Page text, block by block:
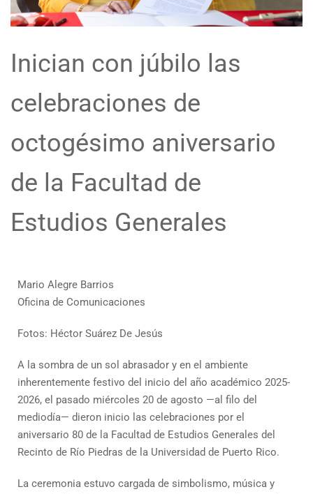
Inician con júbilo las
celebraciones de
octogésimo aniversario
de la Facultad de
Estudios Generales
Mario Alegre Barrios
Oficina de Comunicaciones
Fotos: Héctor Suárez De Jesús
A la sombra de un sol abrasador y en el ambiente
inherentemente festivo del inicio del año académico 2025-
2026, el pasado miércoles 20 de agosto —al filo del
mediodía— dieron inicio las celebraciones por el
aniversario 80 de la Facultad de Estudios Generales del
Recinto de Río Piedras de la Universidad de Puerto Rico.
La ceremonia estuvo cargada de simbolismo, música y